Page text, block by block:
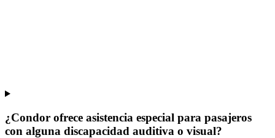
¿Condor ofrece asistencia especial para pasajeros
con alguna discapacidad auditiva o visual?